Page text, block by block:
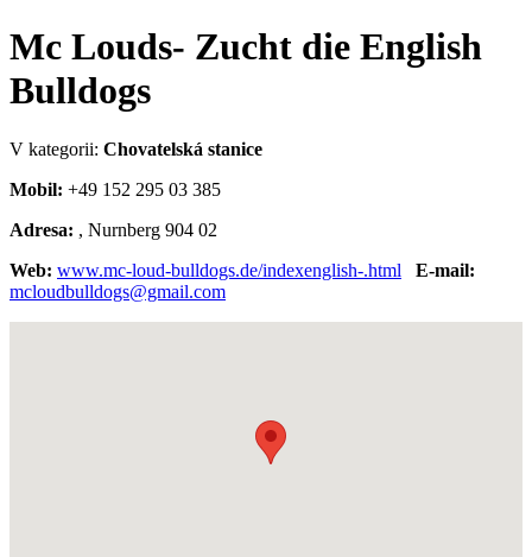
Mc Louds- Zucht die English
Bulldogs
V kategorii: Chovatelská stanice
Mobil: +49 152 295 03 385
Adresa: , Nurnberg 904 02
Web: www.mc-loud-bulldogs.de/indexenglish-.html
E-mail:
mcloudbulldogs@gmail.com